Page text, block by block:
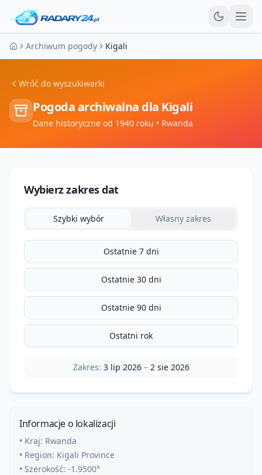
Strona główna
Archiwum pogody Kigali
Wróć do wyszukiwarki
Pogoda archiwalna dla Kigali
Dane historyczne od 1940 roku • Rwanda
Wybierz zakres dat
Szybki wybór Własny zakres
Ostatnie 7 dni
Ostatnie 30 dni
Ostatnie 90 dni
Ostatni rok
Zakres: 3 lip 2026– 2 sie 2026
Informacje o lokalizacji
• Kraj: Rwanda
• Region: Kigali Province
• Szerokość: -1.9500°